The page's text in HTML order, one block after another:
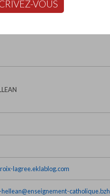
Retour
lagree.eklablog.com
catholique.bzh
VOUS